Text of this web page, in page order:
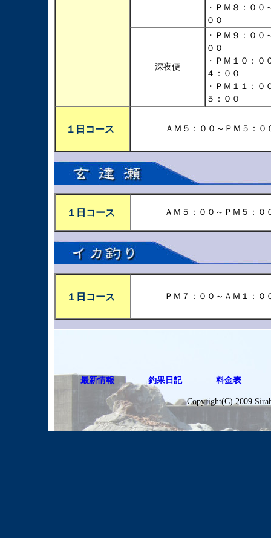
・ＰＭ８：００
００
深夜便
・ＰＭ９：００
００
・ＰＭ１０：０
４：００
・ＰＭ１１：０
５：００
１日コース ＡＭ５：００～ＰＭ５：０
１日コース ＡＭ５：００～ＰＭ５：０
１日コース ＰＭ７：００～ＡＭ１：０
最新情報 釣果日記 料金表
Copyright(C) 2009